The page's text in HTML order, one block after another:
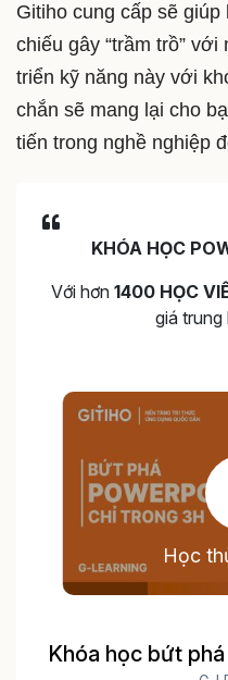
Gitiho cung cấp sẽ
chiếu gây “trầm trồ”
triển kỹ năng này với
chắn sẽ mang lại cho
tiến trong nghề nghiệp
KHÓA HỌC
Với hơn 1400 HỌC
giá trung
Học
Khóa học bứt